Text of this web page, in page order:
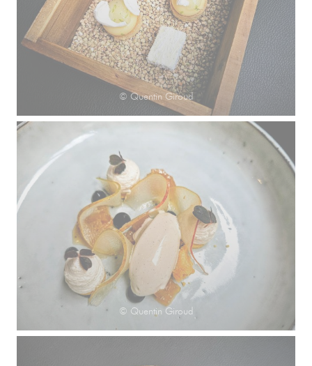
© Quentin Giroud
© Quentin Giroud